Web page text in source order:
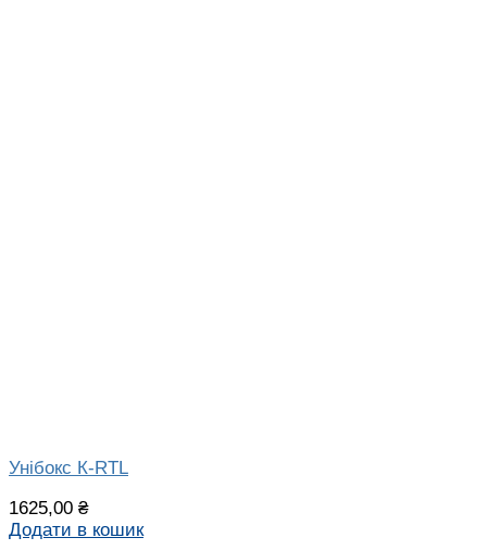
Унібокс К-RTL
1625,00 ₴
Додати в кошик